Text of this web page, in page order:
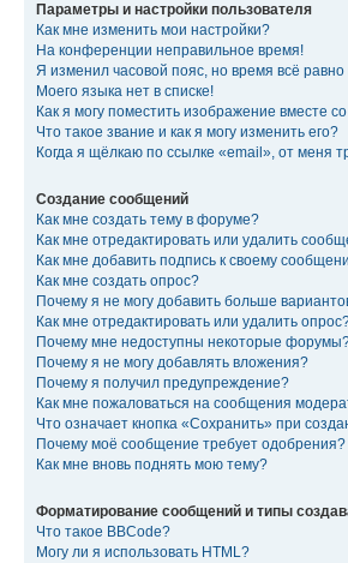
Параметры и настройки пользователя
Как мне изменить мои настройки?
На конференции неправильное время!
Я изменил часовой пояс, но время всё
Моего языка нет в списке!
Как я могу поместить изображение вместе
Что такое звание и как я могу изменить его?
Когда я щёлкаю по ссылке «email», от меня
Создание сообщений
Как мне создать тему в форуме?
Как мне отредактировать или удалить
Как мне добавить подпись к своему
Как мне создать опрос?
Почему я не могу добавить больше
Как мне отредактировать или удалить
Почему мне недоступны некоторые
Почему я не могу добавлять вложения?
Почему я получил предупреждение?
Как мне пожаловаться на сообщения
Что означает кнопка «Сохранить» при
Почему моё сообщение требует одобрения?
Как мне вновь поднять мою тему?
Форматирование сообщений и типы
Что такое BBCode?
Могу ли я использовать HTML?